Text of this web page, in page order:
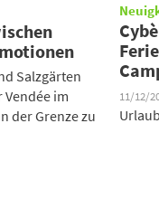
Salzgärten
im
der Grenze zu
11/12/